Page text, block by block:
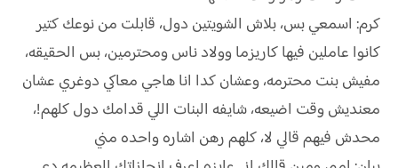
كرم: اسمعي بس، بلاش الشويتين دول، قابلت من نوعك كتير
كانوا عاملين فيها كاريزما وولاد ناس ومحترمين، بس الحقيقه،
مفيش بنت محترمه، وعشان كدا انا هاجي معاكي دوغري عشان
معنديش وقت اضيعه، شايفه البنات اللي قدامك دول كلهم!،
محدش فيهم قالي لا، كلهم رهن اشاره واحده مني